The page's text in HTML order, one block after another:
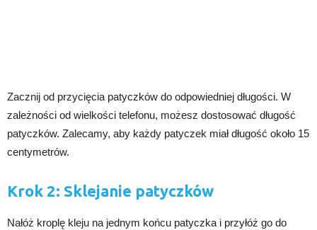
Zacznij od przycięcia patyczków do odpowiedniej długości. W
zależności od wielkości telefonu, możesz dostosować długość
patyczków. Zalecamy, aby każdy patyczek miał długość około 15
centymetrów.
Krok 2: Sklejanie patyczków
Nałóż kroplę kleju na jednym końcu patyczka i przyłóż go do